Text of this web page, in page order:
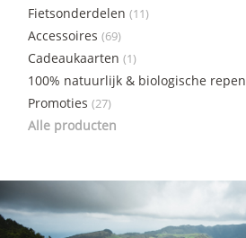
Fietsonderdelen (11)
Accessoires (69)
Cadeaukaarten (1)
100% natuurlijk & biologische repen
Promoties (27)
Alle producten